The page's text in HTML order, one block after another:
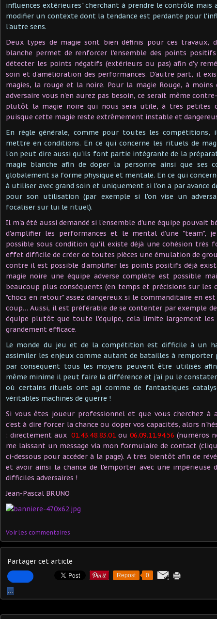
influences extérieures" cherchant à prendre le contrôle mais
modifier un contexte dont la tendance est perdante pour
l'autre sens.
Deux types de magie sont bien définis pour ces travaux,
blanche permet de renforcer l'ensemble des points
détecter les points négatifs (extérieurs ou pas) afin d'y
soin et d'amélioration des performances. D'autre part, il
magies, la rouge et la noire. Pour la magie Rouge, à
adversaire vous n'en aurez pas besoin, ce serait même
plutôt la magie noire qui nous sera utile, à très petites
puisque cette magie reste extrêmement instable et
En règle générale, comme pour toutes les
mettre en conditions. En ce qui concerne les rituels de
l'on peut dire aussi qu'ils font partie intégrante de la
magie blanche afin de doper la personne ainsi que ses
globalement sa forme physique et mentale. En ce qui
à utiliser avec grand soin et uniquement si l'on a par avance
pour son utilisation (par exemple si l'on vise un
focaliser sur lui le rituel).
Il m'a été aussi demandé si l'ensemble d'une équipe pouvait
d'amplifier les performances et le mental d’une "team",
possible sous condition qu'il existe déjà une cohésion très
effet difficile de créer de toutes pièces une émulation de
contre il est possible d'amplifier les points positifs déjà
magie noire une équipe adverse complète est possible
beaucoup plus conséquents (en temps et précisions sur les
"chocs en retour" assez dangereux si le commanditaire en
coup… Aussi, il est préférable de se contenter par exemple
équipe plutôt que toute l'équipe, cela limite largement
grandement efficace.
Le monde du jeu et de la compétition est difficile à un
assimiler les enjeux comme autant de batailles à remporter
par conséquent tous les moyens peuvent être utilisés
même minime il peut faire la différence et j'ai pu le constater
où certains rituels ont agi comme de fantastiques
véritables machines de guerre !
Si vous êtes joueur professionnel et que vous cherchez à
c'est à dire forcer la chance ou doper vos capacités, alors
: directement aux01.43.48.83.01 ou06.09.11.94.56 (numéros
me laissant un message via mon formulaire de contact
ci-dessous pour accéder à la page). A très bientôt afin de
et avoir ainsi la chance de l'emporter avec une impérieuse
difficiles adversaires !
Jean-Pascal BRUNO
Voir les commentaires
Partager cet article
Repost 0
…